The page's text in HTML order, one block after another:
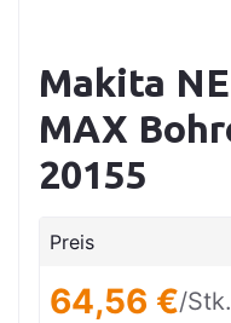
Makita
MAX
20155
Preis
64,56 €/Stk.